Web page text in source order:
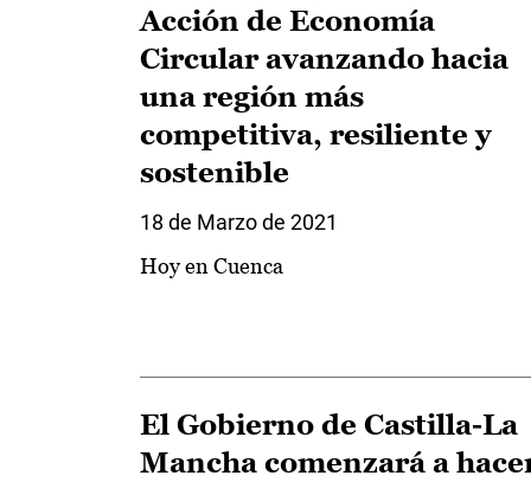
Acción de Economía
Circular avanzando hacia
una región más
competitiva, resiliente y
sostenible
18 de Marzo de 2021
Hoy en Cuenca
El Gobierno de Castilla-La
Mancha comenzará a